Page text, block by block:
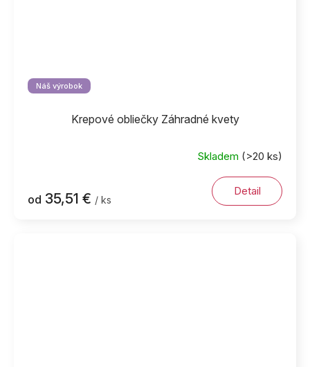
Náš výrobok
Krepové obliečky Záhradné kvety
Skladem (>20 ks)
od 35,51 € / ks
Detail